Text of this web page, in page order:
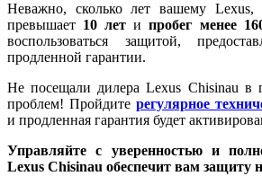
Неважно, сколько лет вашему Lexus,
превышает 10 лет ипробег менее
воспользоваться защитой,
продленной гарантии.
Не посещали дилера Lexus Chisinau в
проблем! Пройдите регулярное
и продленная гарантия будет
Управляйте с уверенностью и
Lexus Chisinau обеспечит вам защиту